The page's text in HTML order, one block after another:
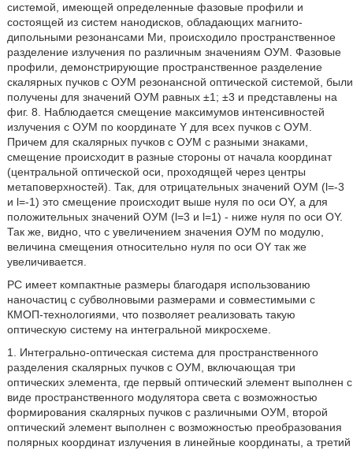
системой, имеющей определенные фазовые профили и
состоящей из систем нанодисков, обладающих магнито-
дипольными резонансами Ми, происходило пространственное
разделение излучения по различным значениям ОУМ. Фазовые
профили, демонстрирующие пространственное разделение
скалярных пучков с ОУМ резонансной оптической системой, были
получены для значений ОУМ равных ±1; ±3 и представлены на
фиг. 8. Наблюдается смещение максимумов интенсивностей
излучения с ОУМ по координате Y для всех пучков с ОУМ.
Причем для скалярных пучков с ОУМ с разными знаками,
смещение происходит в разные стороны от начала координат
(центральной оптической оси, проходящей через центры
метаповерхностей). Так, для отрицательных значений ОУМ (l=-3
и l=-1) это смещение происходит выше нуля по оси OY, а для
положительных значений ОУМ (l=3 и l=1) - ниже нуля по оси OY.
Так же, видно, что с увеличением значения ОУМ по модулю,
величина смещения относительно нуля по оси OY так же
увеличивается.
PC имеет компактные размеры благодаря использованию
наночастиц с субволновыми размерами и совместимыми с
КМОП-технологиями, что позволяет реализовать такую
оптическую систему на интегральной микросхеме.
1. Интегрально-оптическая система для пространственного
разделения скалярных пучков с ОУМ, включающая три
оптических элемента, где первый оптический элемент выполнен с
виде пространственного модулятора света с возможностью
формирования скалярных пучков с различными ОУМ, второй
оптический элемент выполнен с возможностью преобразования
полярных координат излучения в линейные координаты, а третий